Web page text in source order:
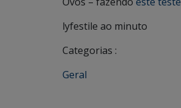
lyfestile ao minuto
Categorias :
Geral